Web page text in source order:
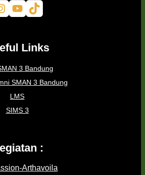
YouTube TikTok
Links
3 Bandung
SMAN 3 Bandung
LMS
SIMS 3
:
Arthavoila